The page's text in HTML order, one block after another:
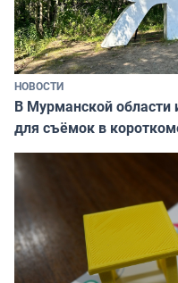
НОВОСТИ
В Мурманской области
для съёмок в